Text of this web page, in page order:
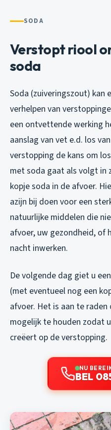
SODA
Verstopt riool
soda
Soda (zuiveringszout) kan
verhelpen van
een ontvettende werking
aanslag van vet e.d. los
verstopping de kans om
met soda gaat als volgt in
kopje soda in de afvoer.
azijn bij doen voor een
natuurlijke middelen die
afvoer, uw gezondheid, of
nacht inwerken.
De volgende dag giet u
(met eventueel nog een
afvoer. Het is aan te
mogelijk te houden zodat
creëert op de verstopping.
NU
BEL